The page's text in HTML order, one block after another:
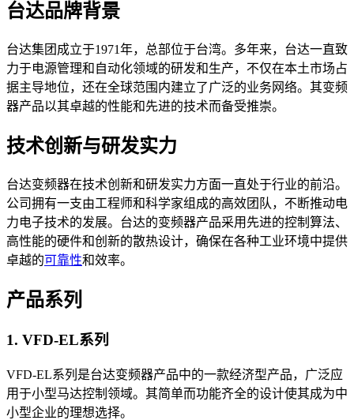
台达品牌背景
台达集团成立于1971年，总部位于台湾。多年来，台达一直致
力于电源管理和自动化领域的研发和生产，不仅在本土市场占
据主导地位，还在全球范围内建立了广泛的业务网络。其变频
器产品以其卓越的性能和先进的技术而备受推崇。
技术创新与研发实力
台达变频器在技术创新和研发实力方面一直处于行业的前沿。
公司拥有一支由工程师和科学家组成的高效团队，不断推动电
力电子技术的发展。台达的变频器产品采用先进的控制算法、
高性能的硬件和创新的散热设计，确保在各种工业环境中提供
卓越的可靠性和效率。
产品系列
1. VFD-EL系列
VFD-EL系列是台达变频器产品中的一款经济型产品，广泛应
用于小型马达控制领域。其简单而功能齐全的设计使其成为中
小型企业的理想选择。